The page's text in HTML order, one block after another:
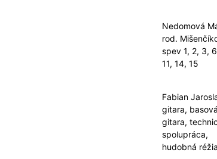
Nedomová
rod.
spev 1, 2, 3,
11, 14, 15
Fabian
gitara, basová
gitara,
spolupráca,
hudobná réžia